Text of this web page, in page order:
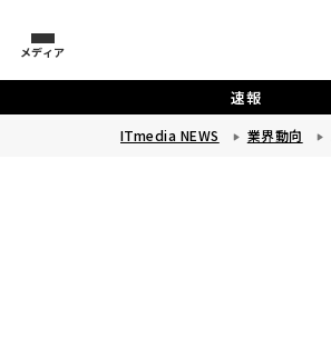
メディア
速報
ITmedia NEWS 業界動向